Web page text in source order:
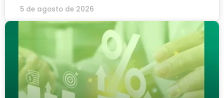
5 de agosto de 2026